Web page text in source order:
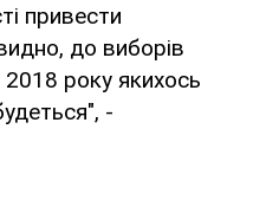
привести
до виборів
2018 року якихось
-